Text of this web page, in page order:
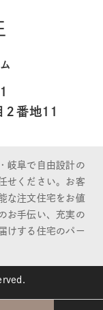
２番地11
岐阜で自由設計の
せください。お客
な注文住宅をお値
お手伝い、充実の
けする住宅のパー